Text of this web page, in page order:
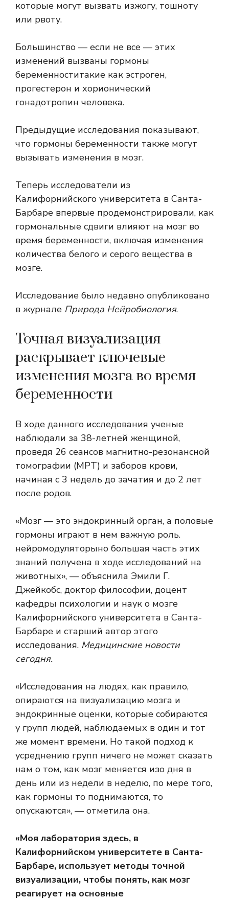
которые могут вызвать изжогу, тошноту
или рвоту.
Большинство — если не все — этих
изменений вызваны гормоны
беременноститакие как эстроген,
прогестерон и хорионический
гонадотропин человека.
Предыдущие исследования показывают,
что гормоны беременности также могут
вызывать изменения в мозг.
Теперь исследователи из
Калифорнийского университета в Санта-
Барбаре впервые продемонстрировали, как
гормональные сдвиги влияют на мозг во
время беременности, включая изменения
количества белого и серого вещества в
мозге.
Исследование было недавно опубликовано
в журнале Природа Нейробиология.
Точная визуализация
раскрывает ключевые
изменения мозга во время
беременности
В ходе данного исследования ученые
наблюдали за 38-летней женщиной,
проведя 26 сеансов магнитно-резонансной
томографии (МРТ) и заборов крови,
начиная с 3 недель до зачатия и до 2 лет
после родов.
«Мозг — это эндокринный орган, а половые
гормоны играют в нем важную роль.
нейромодуляторыно большая часть этих
знаний получена в ходе исследований на
животных», — объяснила Эмили Г.
Джейкобс, доктор философии, доцент
кафедры психологии и наук о мозге
Калифорнийского университета в Санта-
Барбаре и старший автор этого
исследования. Медицинские новости
сегодня.
«Исследования на людях, как правило,
опираются на визуализацию мозга и
эндокринные оценки, которые собираются
у групп людей, наблюдаемых в один и тот
же момент времени. Но такой подход к
усреднению групп ничего не может сказать
нам о том, как мозг меняется изо дня в
день или из недели в неделю, по мере того,
как гормоны то поднимаются, то
опускаются», — отметила она.
«Моя лаборатория здесь, в
Калифорнийском университете в Санта-
Барбаре, использует методы точной
визуализации, чтобы понять, как мозг
реагирует на основные